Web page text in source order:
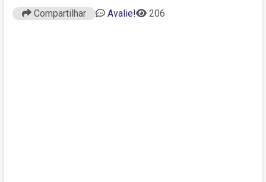
Compartilhar Avalie! 206